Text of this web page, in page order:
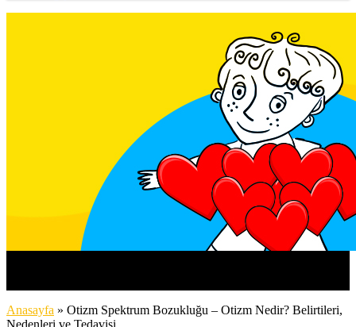
Anasayfa » Otizm Spektrum Bozukluğu – Otizm Nedir? Belirtileri,
Nedenleri ve Tedavisi